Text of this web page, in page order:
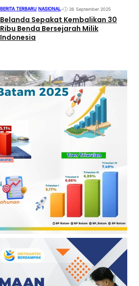
BERITA TERBARU NASIONAL• 26 September 2025
Belanda Sepakat Kembalikan 30
Ribu Benda Bersejarah Milik
Indonesia